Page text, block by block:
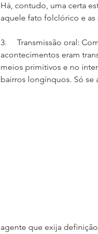
Há, contudo, uma certa
aquele fato folclórico e
3.     Transmissão oral:
acontecimentos eram
meios primitivos e no
bairros longínquos. Só se
agente que exija